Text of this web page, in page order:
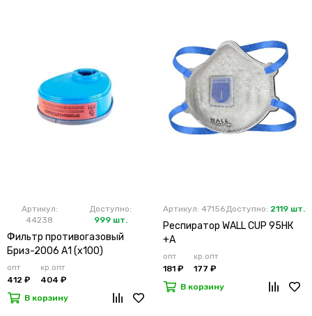
Артикул:
44238
Доступно:
999 шт.
Фильтр противогазовый
Бриз-2006 А1 (х100)
опт
412 ₽
кр.опт
404 ₽
В корзину
Артикул: 47156Доступно: 2119 шт.
Респиратор WALL CUP 95HК
+А
опт
181 ₽
кр.опт
177 ₽
В корзину